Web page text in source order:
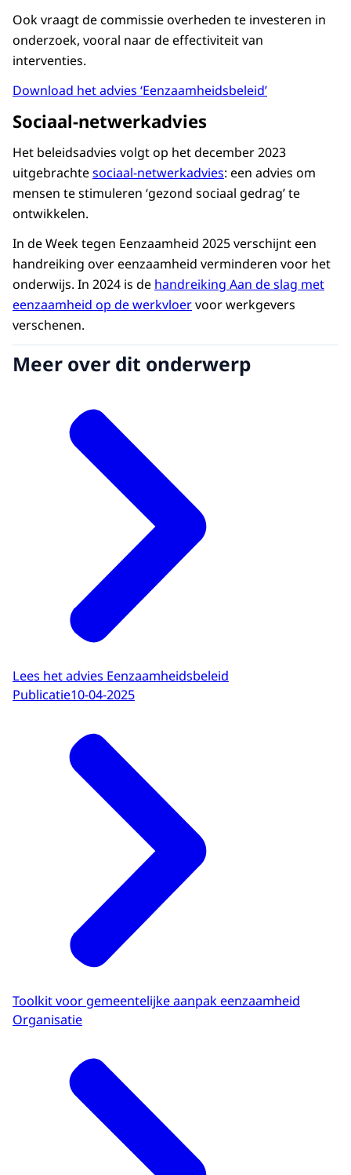
Ook vraagt de commissie overheden te investeren in
onderzoek, vooral naar de effectiviteit van
interventies.
Download het advies ‘Eenzaamheidsbeleid’
Sociaal-netwerkadvies
Het beleidsadvies volgt op het december 2023
uitgebrachtesociaal-netwerkadvies: een advies om
mensen te stimuleren ‘gezond sociaal gedrag’ te
ontwikkelen.
In de Week tegen Eenzaamheid 2025 verschijnt een
handreiking over eenzaamheid verminderen voor het
onderwijs. In 2024 is de handreiking Aan de slag met
eenzaamheid op de werkvloervoor werkgevers
verschenen.
Meer over dit onderwerp
Lees het advies Eenzaamheidsbeleid
Publicatie10-04-2025
Toolkit voor gemeentelijke aanpak eenzaamheid
Organisatie